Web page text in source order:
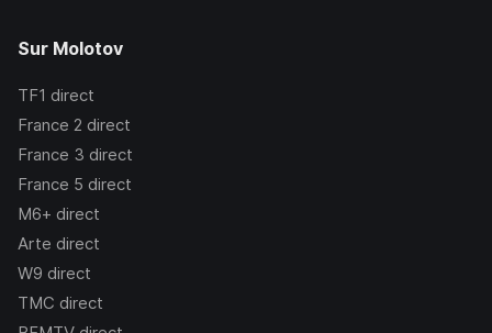
Sur Molotov
TF1 direct
France 2 direct
France 3 direct
France 5 direct
M6+ direct
Arte direct
W9 direct
TMC direct